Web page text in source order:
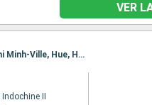
VER
Itinerario : Siem Reap, Angkor, Tonle, KampongTralach, Phnom Penh, Sa Dec, Cai Be, Ho Chi Minh-Ville, Hue, Hoi An, Hanoï, Baia de Halong, Hanoï
Indochine II